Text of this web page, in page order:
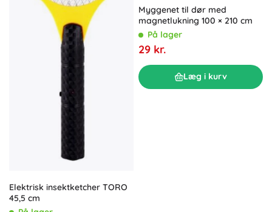
Elektrisk insektketcher TORO
45,5 cm
Myggenet til dør med
magnetlukning 100 × 210 cm
På lager
29 kr.
Læg i kurv